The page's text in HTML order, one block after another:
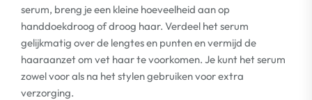
serum, breng je een kleine hoeveelheid aan op
handdoekdroog of droog haar. Verdeel het serum
gelijkmatig over de lengtes en punten en vermijd de
haaraanzet om vet haar te voorkomen. Je kunt het serum
zowel voor als na het stylen gebruiken voor extra
verzorging.